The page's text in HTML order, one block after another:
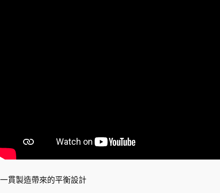
一貫製造帶來的平衡設計